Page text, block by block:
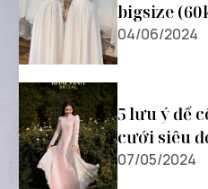
bigsize
04/06/2024
5 lưu ý để
cưới siêu
07/05/2024